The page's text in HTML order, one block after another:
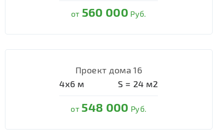
от 560 000 Руб.
Проект дома 16
4х6 м S = 24 м2
от 548 000 Руб.